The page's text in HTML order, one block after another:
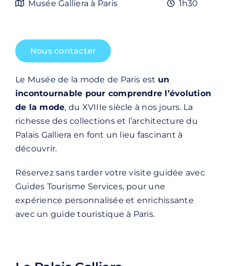
Musée Galliera à Paris 1h30
Nous contacter
Le Musée de la mode de Paris est un
incontournable pour comprendre l’évolution
de la mode, du XVIIIe siècle à nos jours. La
richesse des collections et l’architecture du
Palais Galliera en font un lieu fascinant à
découvrir.
Réservez sans tarder votre visite guidée avec
Guides Tourisme Services, pour une
expérience personnalisée et enrichissante
avec un guide touristique à Paris.